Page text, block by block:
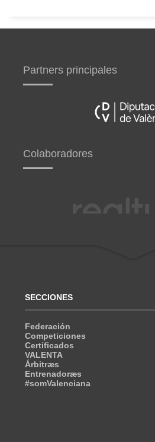
Partners principales
Colaboradores
SECCIONES
Federación
Competiciones
Certificados
VALENTA
Árbitræs
Entrenadoræs
#somValenciana